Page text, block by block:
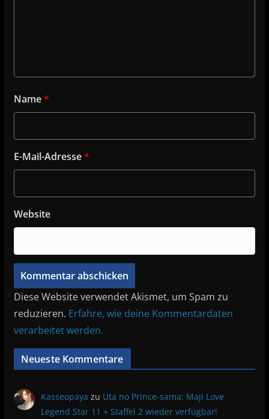
Name*
E-Mail-Adresse*
Website
Diese Website verwendet Akismet, um Spam zu
reduzieren. Erfahre, wie deine Kommentardaten
verarbeitet werden.
Neueste Kommentare
Kasseopaya zu Uta no Prince-sama: Maji Love
Legend Star 11 + Staffel 2 wieder verfügbar!